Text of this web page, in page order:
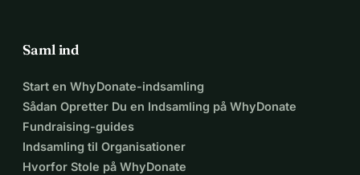
Saml ind
Start en WhyDonate-indsamling
Sådan Opretter Du en Indsamling på WhyDonate
Fundraising-guides
Indsamling til Organisationer
Hvorfor Stole på WhyDonate